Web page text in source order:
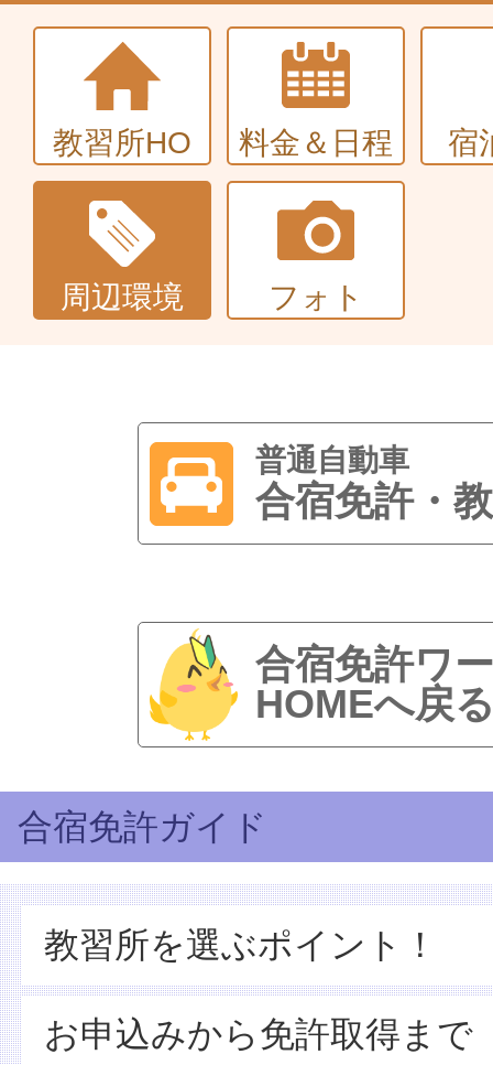
教習所HO 料金＆日程 宿
周辺環境 フォト
普通自動車
合宿免許・
合宿免許ワ
HOMEへ戻
合宿免許ガイド
教習所を選ぶポイント！
お申込みから免許取得まで